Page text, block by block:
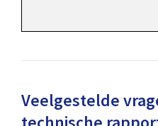
Veelgestelde